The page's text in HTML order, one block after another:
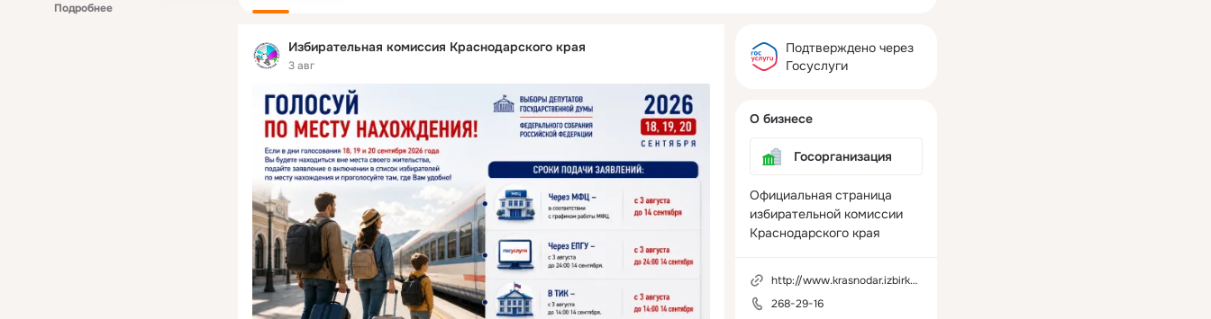
Подробнее
Избирательная комиссия Краснодарского края
3 авг
колонка
Подтверждено через
Госуслуги
О бизнесе
Госорганизация
Официальная страница
избирательной комиссии
Краснодарского края
http://www.krasnodar.izbirkom.ru
268-29-16